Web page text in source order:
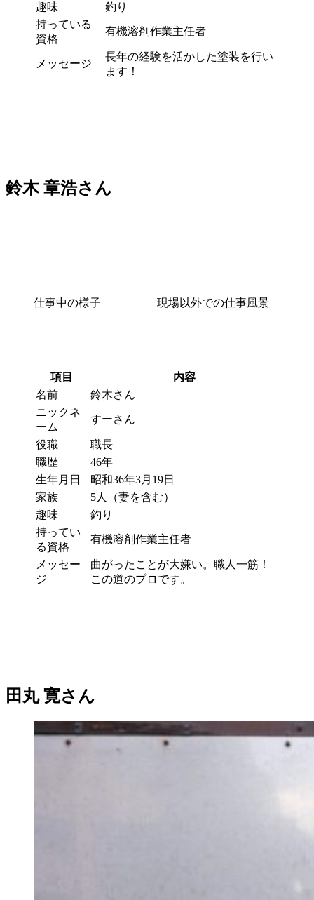
趣味
釣り
持っている
資格
有機溶剤作業主任者
メッセージ
長年の経験を活かした塗装を行い
ます！
鈴木 章浩さん
仕事中の様子 現場以外での仕事風景
項目
内容
名前
鈴木さん
ニックネ
ーム
すーさん
役職
職長
職歴
46年
生年月日
昭和36年3月19日
家族
5人（妻を含む）
趣味
釣り
持ってい
る資格
有機溶剤作業主任者
メッセー
ジ
曲がったことが大嫌い。職人一筋！
この道のプロです。
田丸 寛さん